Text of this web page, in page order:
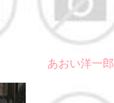
あおい洋一郎